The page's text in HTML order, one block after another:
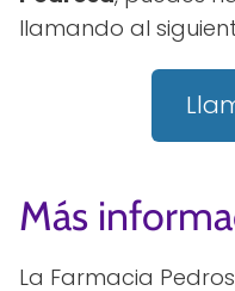
llamando al
Más
La Farmacia